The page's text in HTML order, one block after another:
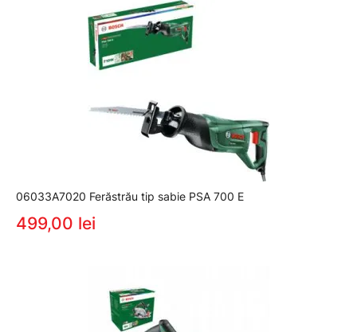
06033A7020 Ferăstrău tip sabie PSA 700 E
499,00 lei